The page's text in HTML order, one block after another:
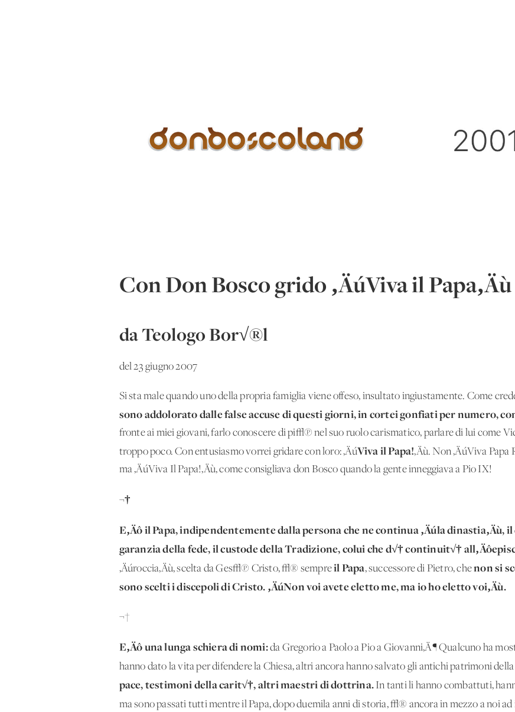
Con Don Bosco grido ‚ÄúViva il Papa‚Äù
da Teologo Bor√®l
del 23 giugno 2007
Si sta male quando uno della propria famiglia viene offeso, insultato ingiustamente. Come
sono addolorato dalle false accuse di questi giorni, in cortei gonfiati per numero,
fronte ai miei giovani, farlo conoscere di pi√π nel suo ruolo carismatico, parlare di lui come
troppo poco. Con entusiasmo vorrei gridare con loro: ‚ÄúViva il Papa!‚Äù. Non ‚ÄúViva Papa
ma ‚ÄúViva Il Papa!‚Äù, come consigliava don Bosco quando la gente inneggiava a Pio IX!
¬†
E‚Äô il Papa, indipendentemente dalla persona che ne continua ‚Äúla dinastia‚Äù,
garanzia della fede, il custode della Tradizione, colui che d√† continuit√†
‚Äúroccia‚Äù, scelta da Ges√π Cristo, √® sempreil Papa, successore di Pietro, chenon si
sono scelti i discepoli di Cristo. ‚ÄúNon voi avete eletto me, ma io ho eletto voi‚Äù.
¬†
E‚Äô una lunga schiera di nomi:da Gregorio a Paolo a Pio a Giovanni‚Ä¶ Qualcuno ha
hanno dato la vita per difendere la Chiesa, altri ancora hanno salvato gli antichi patrimoni
pace, testimoni della carit√†, altri maestri di dottrina. In tanti li hanno combattuti,
ma sono passati tutti mentre il Papa, dopo duemila anni di storia, √® ancora in mezzo a noi